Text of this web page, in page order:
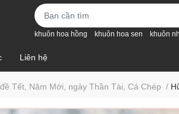
khuôn hoa hồng khuôn hoa sen khuôn
Liên hệ
Tết, Năm Mới, ngày Thần Tài, Cá Chép /